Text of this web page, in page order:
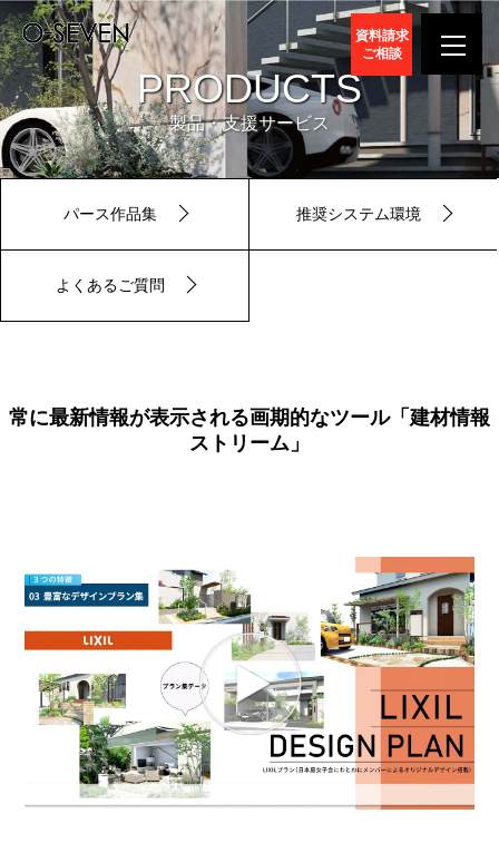
資料請求
ご相談
PRODUCTS
製品・支援サービス
パース作品集 推奨システム環境
よくあるご質問
常に最新情報が表示される画期的なツール「建材情報
ストリーム」